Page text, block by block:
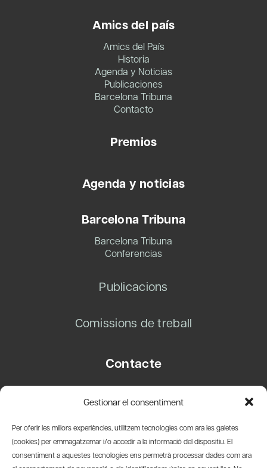
Gestionar el consentiment
Per oferir les millors experiències, utilitzem tecnologies com ara les galetes
(cookies) per emmagatzemar i/o accedir a la informació del dispositiu. El
consentiment a aquestes tecnologies ens permetrà processar dades com ara
Amics del país
Amics del País
Historia
Agenda y Noticias
Publicaciones
Barcelona Tribuna
Contacto
Premios
Agenda y noticias
Barcelona Tribuna
Barcelona Tribuna
Conferencias
Publicacions
Comissions de treball
Contacte
08003 Barcelona
info@amicsdelpais.com
Suscripció Newsletter